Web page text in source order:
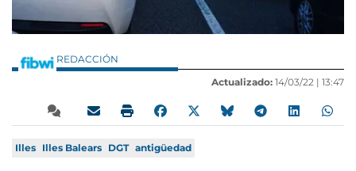
REDACCIÓN
Actualizado: 14/03/22 | 13:47
Illes Illes Balears DGT antigüedad